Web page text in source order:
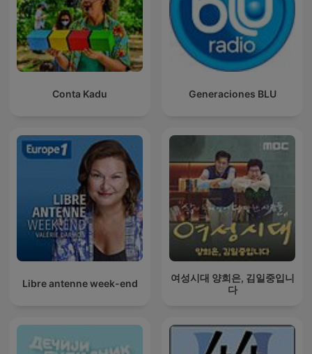
Conta Kadu Generaciones BLU
Libre antenne week-end
여성시대 양희은, 김일중입니
다